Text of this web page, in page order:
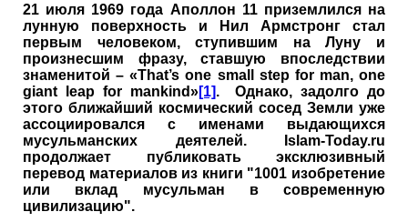
21 июля 1969 года Аполлон 11 приземлился на
лунную поверхность и Нил Армстронг стал
первым человеком, ступившим на Луну и
произнесшим фразу, ставшую впоследствии
знаменитой – «That’s one small step for man, one
giant leap for mankind»[1]. Однако, задолго до
этого ближайший космический сосед Земли уже
ассоциировался с именами выдающихся
мусульманских деятелей. Islam-Today.ru
продолжает публиковать эксклюзивный
перевод материалов из книги "1001 изобретение
или вклад мусульман в современную
цивилизацию".